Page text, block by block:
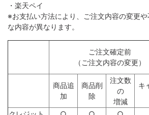
・楽天ペイ
※お支払い方法により、ご注文内容の変更
な内容が異なります。
ご注文確定前
（ご注文内容の変更）
商品追
加
商品削
除
注文数
の
増減
キ